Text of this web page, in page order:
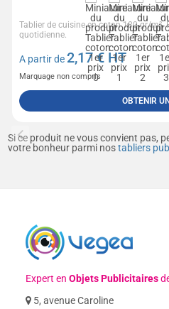
Tablier de cuisine en coton 180 gr/m².
quotidienne.
A partir de2,17€ HT
Marquage non compris
OBTENIR
Si ce produit ne vous convient pas,
votre bonheur parmi nostabliers
Expert enObjets Publicitaires
5, avenue Caroline